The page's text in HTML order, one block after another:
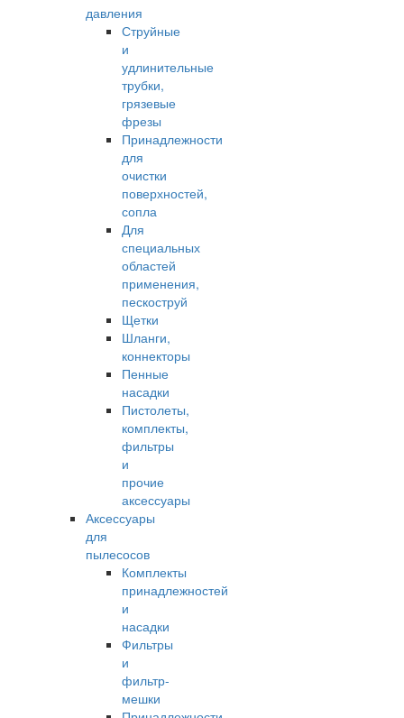
давления
Струйные
и
удлинительные
трубки,
грязевые
фрезы
Принадлежности
для
очистки
поверхностей,
сопла
Для
специальных
областей
применения,
пескоструй
Щетки
Шланги,
коннекторы
Пенные
насадки
Пистолеты,
комплекты,
фильтры
и
прочие
аксессуары
Аксессуары
для
пылесосов
Комплекты
принадлежностей
и
насадки
Фильтры
и
фильтр-
мешки